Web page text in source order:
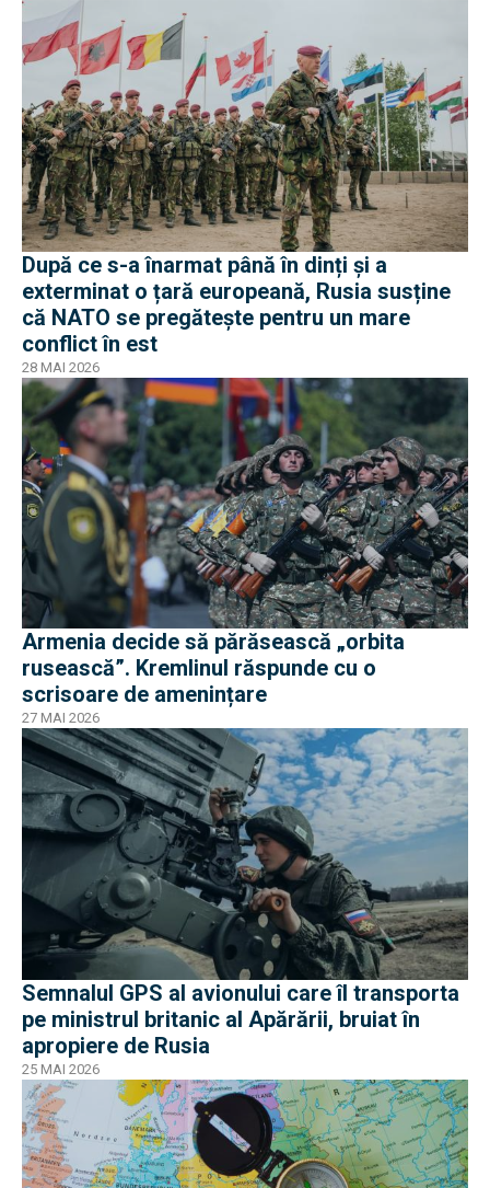
După ce s-a înarmat până în dinți și a
exterminat o țară europeană, Rusia susține
că NATO se pregătește pentru un mare
conflict în est
28 MAI 2026
Armenia decide să părăsească „orbita
rusească”. Kremlinul răspunde cu o
scrisoare de amenințare
27 MAI 2026
Semnalul GPS al avionului care îl transporta
pe ministrul britanic al Apărării, bruiat în
apropiere de Rusia
25 MAI 2026